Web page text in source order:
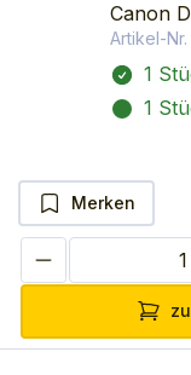
Canon
Artikel-Nr.
1
1
Merken